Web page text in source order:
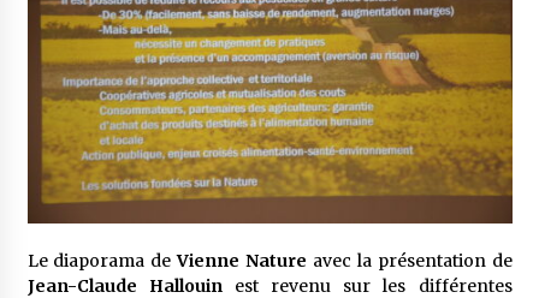
Le diaporama deVienne Nature avec la présentation de
Jean-Claude Hallouinest revenu sur les différentes